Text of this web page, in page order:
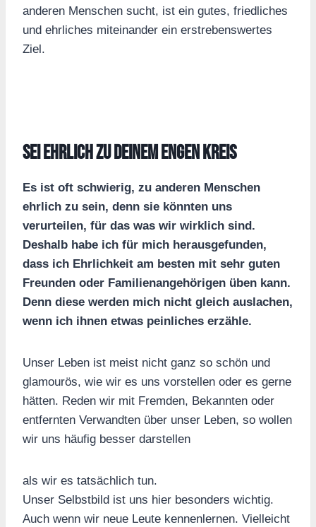
anderen Menschen sucht, ist ein gutes, friedliches
und ehrliches miteinander ein erstrebenswertes
Ziel.
Sei ehrlich zu deinem engen Kreis
Es ist oft schwierig, zu anderen Menschen
ehrlich zu sein, denn sie könnten uns
verurteilen, für das was wir wirklich sind.
Deshalb habe ich für mich herausgefunden,
dass ich Ehrlichkeit am besten mit sehr guten
Freunden oder Familienangehörigen üben kann.
Denn diese werden mich nicht gleich auslachen,
wenn ich ihnen etwas peinliches erzähle.
Unser Leben ist meist nicht ganz so schön und
glamourös, wie wir es uns vorstellen oder es gerne
hätten. Reden wir mit Fremden, Bekannten oder
entfernten Verwandten über unser Leben, so wollen
wir uns häufig besser darstellen
als wir es tatsächlich tun.
Unser Selbstbild ist uns hier besonders wichtig.
Auch wenn wir neue Leute kennenlernen. Vielleicht